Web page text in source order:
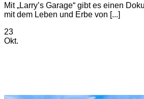
Mit „Larry’s Garage“ gibt es einen
mit dem Leben und Erbe von [...]
23
Okt.